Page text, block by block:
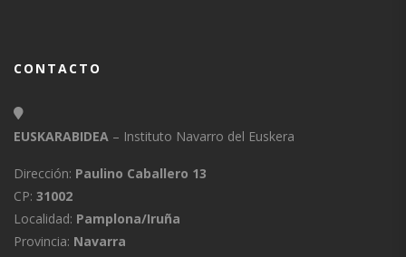
CONTACTO
EUSKARABIDEA – Instituto Navarro del Euskera
Dirección: Paulino Caballero 13
CP: 31002
Localidad: Pamplona/Iruña
Provincia: Navarra